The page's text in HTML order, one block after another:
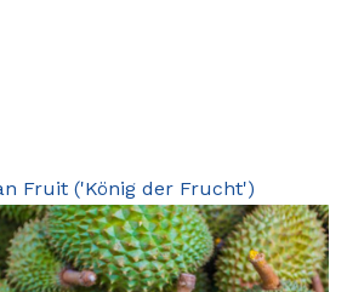
Fruit ('König der Frucht')